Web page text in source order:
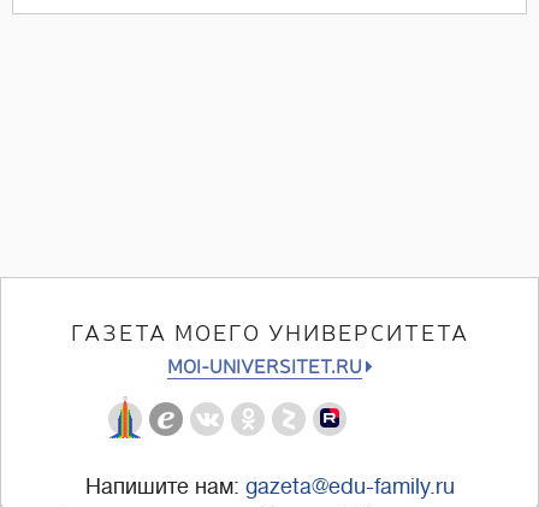
ГАЗЕТА МОЕГО УНИВЕРСИТЕТА
MOI-UNIVERSITET.RU
Напишите нам: gazeta@edu-family.ru